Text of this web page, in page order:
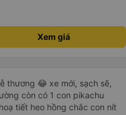
quy định rõ ràng về việc giữ im
vào ban đêm để tránh làm
xe trong tương lai!
Xem giá
thương 😂 xe mới, sạch sẽ,
còn có 1 con pikachu
tiết heo hồng chắc con nít